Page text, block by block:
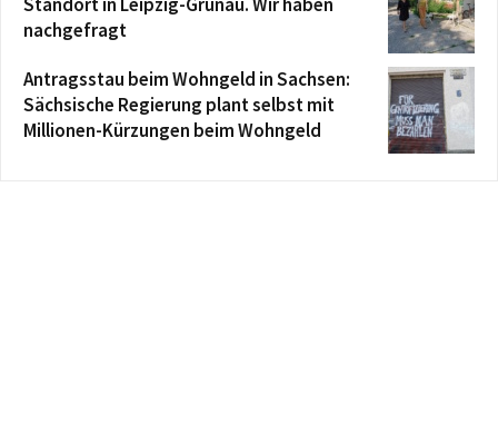
nachgefragt
Antragsstau beim Wohngeld in Sachsen:
Sächsische Regierung plant selbst mit
Millionen-Kürzungen beim Wohngeld